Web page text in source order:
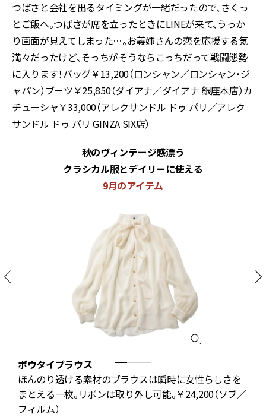
つばさと会社を出るタイミングが一緒だったので、さくっ
とご飯へ。つばさが席を立ったときにLINEが来て、うっか
り画面が見えてしまった…。お義姉さんの恋を応援する気
満々だったけど、そっちがそうならこっちだって戦闘態勢
に入ります！バッグ￥13,200（ロンシャン／ロンシャン・ジ
ャパン）ブーツ￥25,850（ダイアナ／ダイアナ 銀座本店）カ
チューシャ￥33,000（アレクサンドル ドゥ パリ／アレク
サンドル ドゥ パリ GINZA SIX店）
秋のヴィンテージ感漂う
クラシカル服とデイリーに使える
9月のアイテム
ボウタイブラウス
ほんのり透ける素材のブラウスは瞬時に女性らしさを
まとえる一枚。リボンは取り外し可能。￥24,200（ソブ／
フィルム）